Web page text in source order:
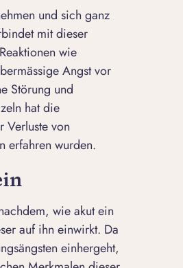
und sich ganz
mit dieser
wie
Angst vor
Störung und
hat die
Verluste von
erfahren wurden.
wie akut ein
auf ihn einwirkt. Da
einhergeht,